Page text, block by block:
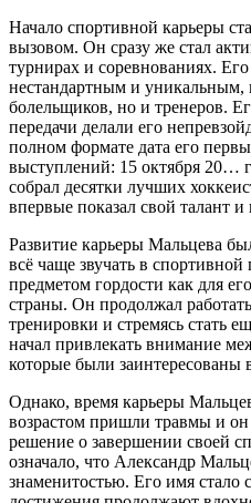
Начало спортивной карьеры
вызовом. Он сразу же стал
турнирах и соревнованиях.
нестандартным и уникальным,
болельщиков, но и тренеров.
передачи делали его
полном формате дата его
выступлений: 15 октября 20…
собрал десятки лучших
впервые показал свой талант и
Развитие карьеры Мальцева
всё чаще звучать в спортивной
предметом гордости как для
страны. Он продолжал
тренировки и стремясь стать
начал привлекать внимание
которые были заинтересованы
Однако, время карьеры
возрастом пришли травмы и
решение о завершении своей
означало, что Александр
знаменитостью. Его имя стало